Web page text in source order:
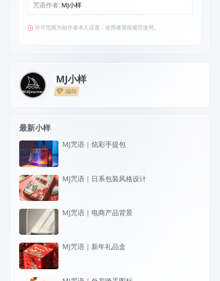
咒语作者: MJ小样
许可范围为创作者本人设置，使用者需按规范使用。
MJ小样
编辑
最新小样
MJ咒语｜炫彩手提包
MJ咒语｜日系包装风格设计
MJ咒语｜电商产品背景
MJ咒语｜新年礼品盒